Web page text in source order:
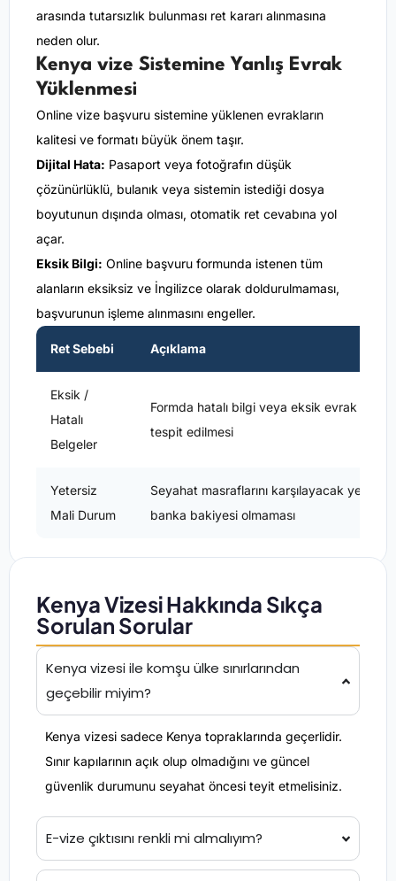
arasında tutarsızlık bulunması ret kararı alınmasına
neden olur.
Kenya vize Sistemine Yanlış Evrak
Yüklenmesi
Online vize başvuru sistemine yüklenen evrakların
kalitesi ve formatı büyük önem taşır.
Dijital Hata: Pasaport veya fotoğrafın düşük
çözünürlüklü, bulanık veya sistemin istediği dosya
boyutunun dışında olması, otomatik ret cevabına yol
açar.
Eksik Bilgi: Online başvuru formunda istenen tüm
alanların eksiksiz ve İngilizce olarak doldurulmaması,
başvurunun işleme alınmasını engeller.
Ret Sebebi Açıklama
Eksik /
Hatalı
Belgeler
Formda hatalı bilgi veya eksik evrak
tespit edilmesi
Yetersiz
Mali Durum
Seyahat masraflarını karşılayacak yeterli
banka bakiyesi olmaması
Kenya Vizesi Hakkında Sıkça
Sorulan Sorular
Kenya vizesi ile komşu ülke sınırlarından
geçebilir miyim?
Kenya vizesi sadece Kenya topraklarında geçerlidir.
Sınır kapılarının açık olup olmadığını ve güncel
güvenlik durumunu seyahat öncesi teyit etmelisiniz.
E-vize çıktısını renkli mi almalıyım?